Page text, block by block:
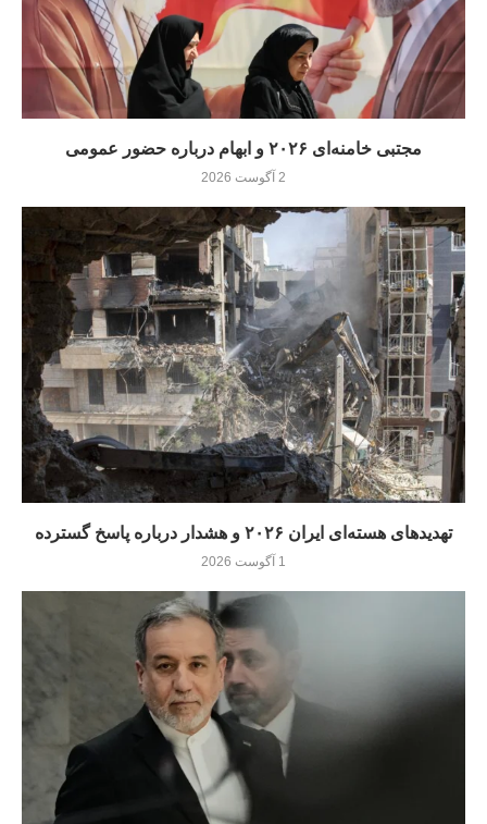
مجتبی خامنه‌ای ۲۰۲۶ و ابهام درباره حضور عمومی
2 آگوست 2026
تهدیدهای هسته‌ای ایران ۲۰۲۶ و هشدار درباره پاسخ گسترده
1 آگوست 2026